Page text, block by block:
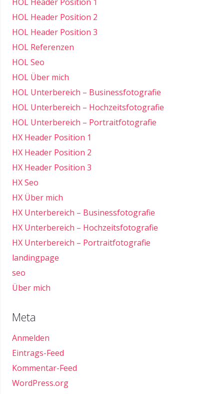
HOL Header Position 2
HOL Header Position 3
HOL Referenzen
HOL Seo
HOL Über mich
HOL Unterbereich – Businessfotografie
HOL Unterbereich – Hochzeitsfotografie
HOL Unterbereich – Portraitfotografie
HX Header Position 1
HX Header Position 2
HX Header Position 3
HX Seo
HX Über mich
HX Unterbereich – Businessfotografie
HX Unterbereich – Hochzeitsfotografie
HX Unterbereich – Portraitfotografie
landingpage
seo
Über mich
Meta
Anmelden
Eintrags-Feed
Kommentar-Feed
WordPress.org